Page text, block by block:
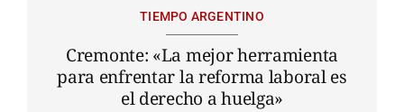
TIEMPO ARGENTINO
Cremonte: «La mejor herramienta
para enfrentar la reforma laboral es
el derecho a huelga»